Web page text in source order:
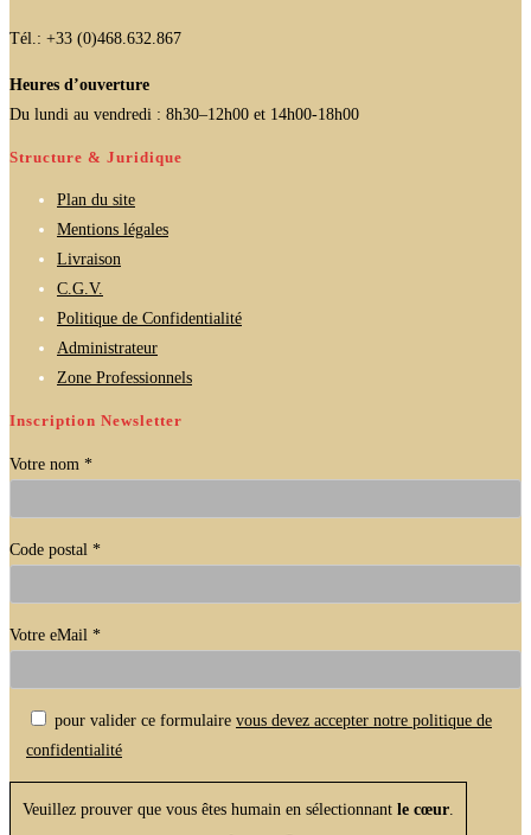
Tél.: +33 (0)468.632.867
Heures d’ouverture
Du lundi au vendredi : 8h30–12h00 et 14h00-18h00
Structure & Juridique
Plan du site
Mentions légales
Livraison
C.G.V.
Politique de Confidentialité
Administrateur
Zone Professionnels
Inscription Newsletter
Votre nom *
Code postal *
Votre eMail *
Veuillez laisser ce champ vide.
pour valider ce formulaire vous devez accepter notre politique de
confidentialité
Veuillez prouver que vous êtes humain en sélectionnant le cœur